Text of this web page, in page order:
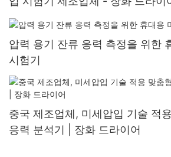
압력 용기 잔류 응력 측정을 위한
시험기
중국 제조업체, 미세압입 기술 적
응력 분석기 | 장화 드라이어